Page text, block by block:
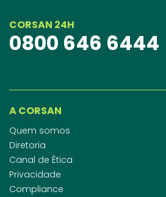
CORSAN 24H
0800 646 6444
A CORSAN
Quem somos
Diretoria
Canal de Ética
Privacidade
Compliance